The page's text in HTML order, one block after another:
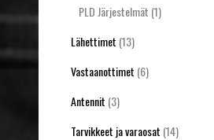
PLD Järjestelmät (1)
Lähettimet (13)
Vastaanottimet (6)
Antennit (3)
Tarvikkeet ja varaosat (14)